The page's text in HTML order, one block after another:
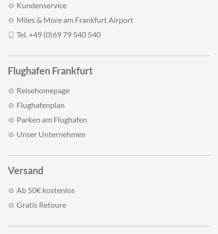
Kundenservice
Miles & More am Frankfurt Airport
Tel. +49 (0)69 79 540 540
Flughafen Frankfurt
Reisehomepage
Flughafenplan
Parken am Flughafen
Unser Unternehmen
Versand
Ab 50€ kostenlos
Gratis Retoure